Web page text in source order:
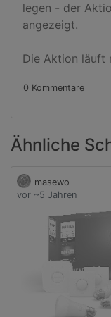
legen - der
angezeigt.
Die Aktion läuft
0 Kommentare
Ähnliche
masewo
vor ~5 Jahren